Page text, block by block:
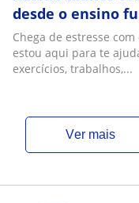
desde o ensino
superio
Chega de estresse
estou aqui para te
exercícios, trabalhos,...
ver mais